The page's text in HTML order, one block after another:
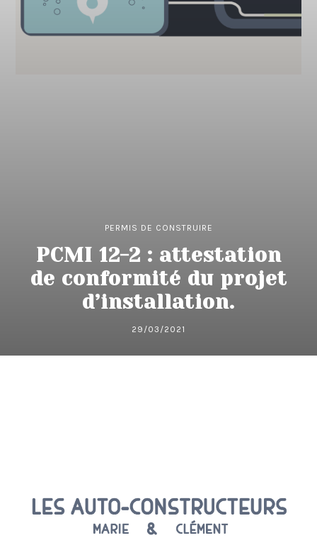
PERMIS DE CONSTRUIRE
PCMI 12-2 : attestation
de conformité du projet
d’installation.
29/03/2021